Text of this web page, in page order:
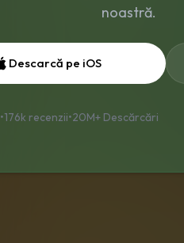
noastră.
Descarcă pe iOS
•176k recenzii•20M+ Descărcări